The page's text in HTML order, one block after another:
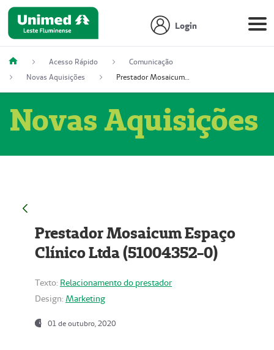
Login
Acesso Rápido
Comunicação
Novas Aquisições
Prestador Mosaicum Espaço Clínico Ltda (51004352-0)
Novas Aquisições
Prestador Mosaicum Espaço
Clínico Ltda (51004352-0)
Texto: Relacionamento do prestador
Design: Marketing
01 de outubro, 2020